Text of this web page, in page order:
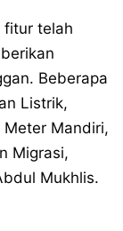
fitur telah
Beberapa
Listrik,
Meter Mandiri,
Migrasi,
Mukhlis.